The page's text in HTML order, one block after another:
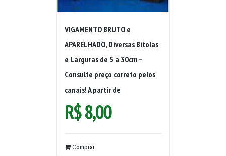
VIGAMENTO BRUTO e
APARELHADO, Diversas Bitolas
e Larguras de 5 a 30cm –
Consulte preço correto pelos
canais! A partir de
R$8,00
Comprar